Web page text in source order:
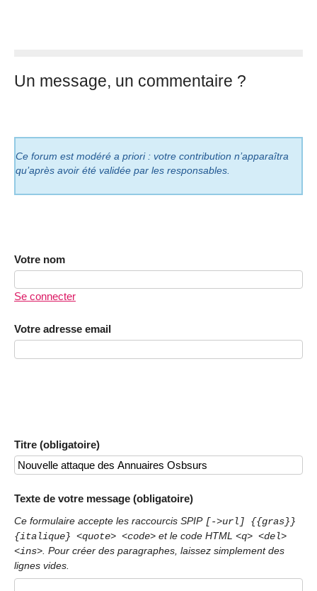
Un message, un commentaire ?
Ce forum est modéré a priori : votre contribution n’apparaîtra
qu’après avoir été validée par les responsables.
Votre nom
Se connecter
Votre adresse email
Titre (obligatoire)
Texte de votre message (obligatoire)
Ce formulaire accepte les raccourcis SPIP [->url] {{gras}}
{italique} <quote> <code> et le code HTML <q> <del>
<ins>. Pour créer des paragraphes, laissez simplement des
lignes vides.